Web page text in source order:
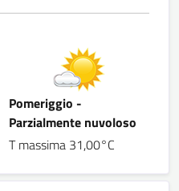
Pomeriggio -
Parzialmente nuvoloso
T massima 31,00°C